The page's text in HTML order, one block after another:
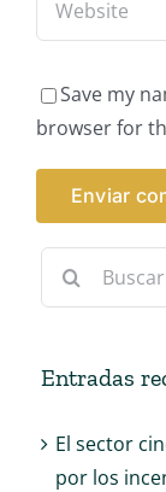
Save my
browser for
Buscar:
Entradas
El sector
por los